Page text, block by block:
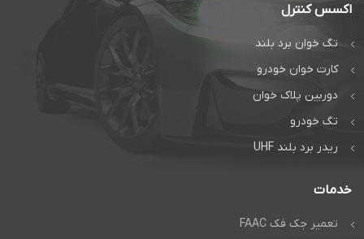
اکسس کنترل
تگ خوان برد بلند
کارت خوان خودرو
دوربین پلاک خوان
تگ خودرو
ریدر برد بلند UHF
خدمات
تعمیر جک فک FAAC